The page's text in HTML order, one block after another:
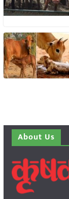
About Us